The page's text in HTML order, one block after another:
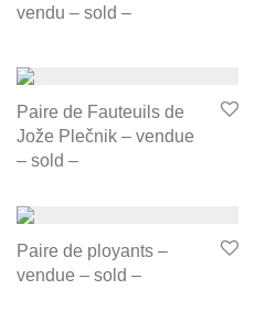
vendu – sold –
Paire de Fauteuils de
Jože Plečnik – vendue
– sold –
Paire de ployants –
vendue – sold –